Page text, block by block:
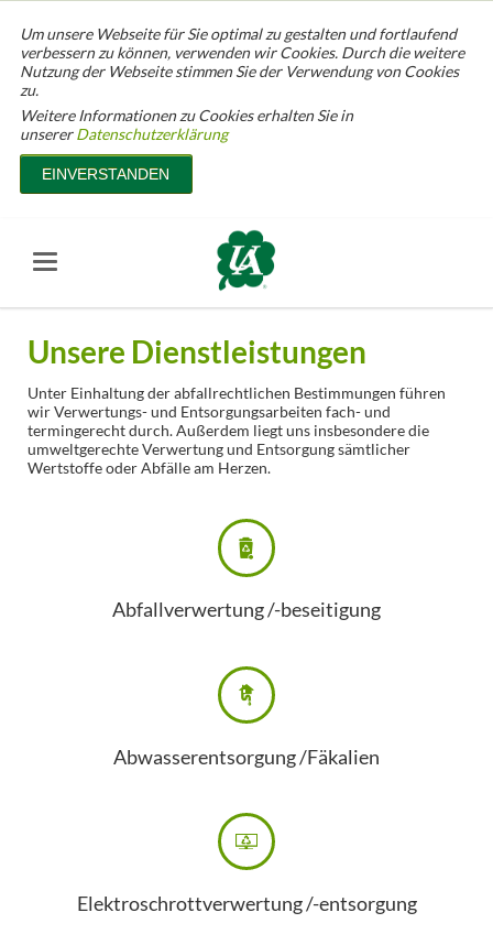
Um unsere Webseite für Sie optimal zu gestalten und fortlaufend
verbessern zu können, verwenden wir Cookies. Durch die weitere
Nutzung der Webseite stimmen Sie der Verwendung von Cookies
zu.
Weitere Informationen zu Cookies erhalten Sie in
unsererDatenschutzerklärung
EINVERSTANDEN
Unsere Dienstleistungen
Unter Einhaltung der abfallrechtlichen Bestimmungen führen
wir Verwertungs- und Entsorgungsarbeiten fach- und
termingerecht durch. Außerdem liegt uns insbesondere die
umweltgerechte Verwertung und Entsorgung sämtlicher
Wertstoffe oder Abfälle am Herzen.
Abfallverwertung /-beseitigung
Abwasserentsorgung /Fäkalien
Elektroschrottverwertung /-entsorgung